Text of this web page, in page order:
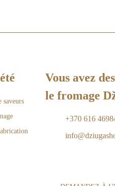
saveurs
Vous avez
le fromage
+370 616